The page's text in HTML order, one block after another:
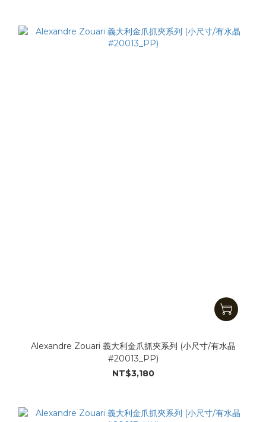
Alexandre Zouari 義大利金爪抓夾系列 (小尺寸/有水晶
#20013_PP)
NT$3,180